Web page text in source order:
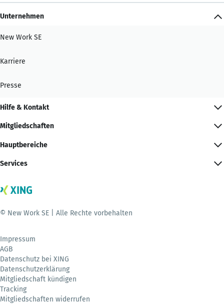
Unternehmen
New Work SE
Karriere
Presse
Hilfe & Kontakt
Mitgliedschaften
Hauptbereiche
Services
© New Work SE | Alle Rechte vorbehalten
Impressum
AGB
Datenschutz bei XING
Datenschutzerklärung
Mitgliedschaft kündigen
Tracking
Mitgliedschaften widerrufen